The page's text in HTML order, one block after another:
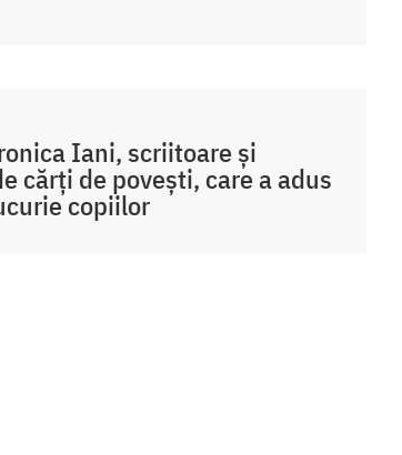
Iani, scriitoare și
cărți de povești, care a adus
copiilor